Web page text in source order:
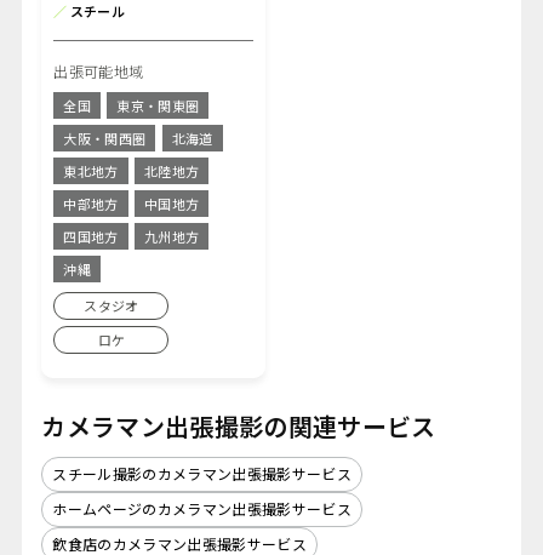
／ スチール
出張可能地域
全国
東京・関東圏
大阪・関西圏
北海道
東北地方
北陸地方
中部地方
中国地方
四国地方
九州地方
沖縄
スタジオ
ロケ
カメラマン出張撮影の関連サービス
スチール撮影のカメラマン出張撮影サービス
ホームページのカメラマン出張撮影サービス
飲食店のカメラマン出張撮影サービス